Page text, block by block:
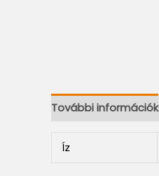
További információk
Íz